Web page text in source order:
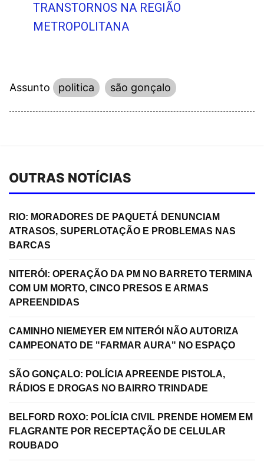
TRANSTORNOS NA REGIÃO
METROPOLITANA
Assunto politica são gonçalo
OUTRAS NOTÍCIAS
RIO: MORADORES DE PAQUETÁ DENUNCIAM
ATRASOS, SUPERLOTAÇÃO E PROBLEMAS NAS
BARCAS
NITERÓI: OPERAÇÃO DA PM NO BARRETO TERMINA
COM UM MORTO, CINCO PRESOS E ARMAS
APREENDIDAS
CAMINHO NIEMEYER EM NITERÓI NÃO AUTORIZA
CAMPEONATO DE "FARMAR AURA" NO ESPAÇO
SÃO GONÇALO: POLÍCIA APREENDE PISTOLA,
RÁDIOS E DROGAS NO BAIRRO TRINDADE
BELFORD ROXO: POLÍCIA CIVIL PRENDE HOMEM EM
FLAGRANTE POR RECEPTAÇÃO DE CELULAR
ROUBADO